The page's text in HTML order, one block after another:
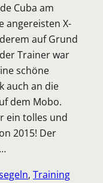
Cuba am
angereisten X-
auf Grund
Trainer war
schöne
auch an die
dem Mobo.
ein tolles und
2015! Der
, Training